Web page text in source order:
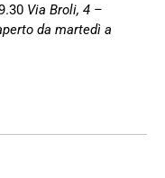
Via Broli, 4 –
da martedì a